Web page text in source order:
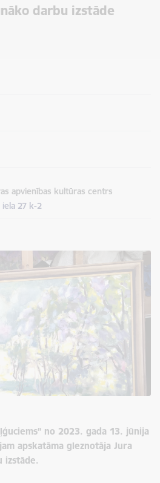
darbu izstāde
apvienības kultūras centrs
iela 27 k-2
no 2023. gada 13. jūnija
apskatāma gleznotāja Jura
izstāde.